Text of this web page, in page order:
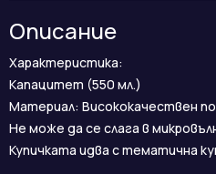
Описание
Характеристика:
Капацитет (550 мл.)
Материал: Висококачествен
Не може да се слага в
Купичката идва с тематична